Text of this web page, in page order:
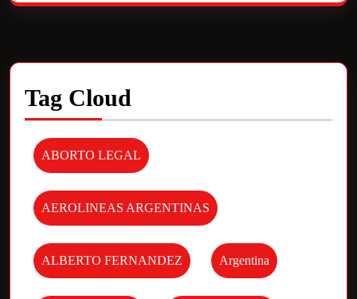
Tag Cloud
ABORTO LEGAL
AEROLINEAS ARGENTINAS
ALBERTO FERNANDEZ Argentina